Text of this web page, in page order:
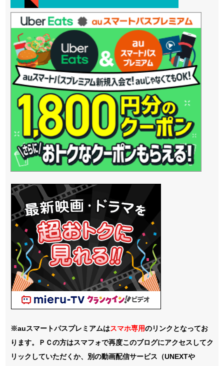
※auスマートパスプレミアムはスマホ専用のリンクとなってお
ります。ＰＣの方はスマフォで再度このブログにアクセスしてク
リックしていただくか、別の動画配信サービス（UNEXTや